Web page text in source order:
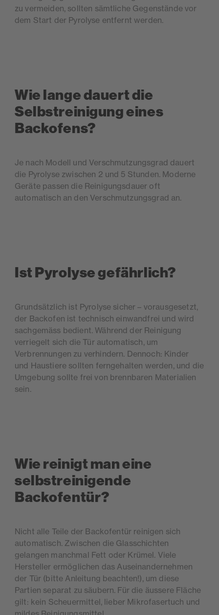
zu vermeiden, sollten sämtliche Gegenstände vor
dem Start der Pyrolyse entfernt werden.
Wie lange dauert die
Selbstreinigung eines
Backofens?
Je nach Modell und Verschmutzungsgrad dauert
die Pyrolyse zwischen 2 und 5 Stunden. Moderne
Geräte passen die Reinigungsdauer oft
automatisch an den Verschmutzungsgrad an.
Ist Pyrolyse gefährlich?
Grundsätzlich ist Pyrolyse sicher – vorausgesetzt,
der Backofen ist technisch einwandfrei und wird
sachgemäss bedient. Während der Reinigung
verriegelt sich die Tür automatisch, um
Verbrennungen zu verhindern. Dennoch: Kinder
und Haustiere sollten ferngehalten werden, und die
Umgebung sollte frei von brennbaren Materialien
sein.
Wie reinigt man eine
selbstreinigende
Backofentür?
Nicht alle Teile der Backofentür reinigen sich
automatisch. Zwischen die Glasschichten
gelangen manchmal Fett oder Krümel. Viele
Hersteller ermöglichen das Auseinandernehmen
der Tür (bitte Anleitung beachten!), um diese
Partien separat zu säubern. Für die äussere Fläche
gilt: kein Scheuermittel, lieber Mikrofasertuch und